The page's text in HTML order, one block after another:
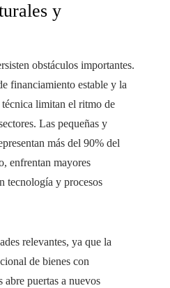
y
obstáculos importantes.
financiamiento estable y la
limitan el ritmo de
Las pequeñas y
más del 90% del
enfrentan mayores
tecnología y procesos
relevantes, ya que la
de bienes con
abre puertas a nuevos